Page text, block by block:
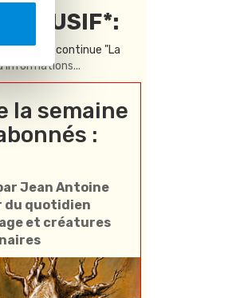
formation continue "La
la semaine
:
Jean Antoine
du quotidien
et créatures